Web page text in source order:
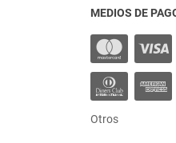
MEDIOS DE
Otros